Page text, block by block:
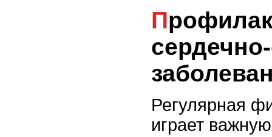
Профилактика
Регулярная
играет